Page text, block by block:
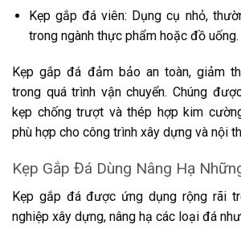
Kẹp gắp đá viên: Dụng cụ nhỏ,
trong ngành thực phẩm hoặc đồ uống.
Kẹp gắp đá đảm bảo an toàn, giảm
trong quá trình vận chuyển. Chúng
kẹp chống trượt và thép hợp kim
phù hợp cho công trình xây dựng và nội
Kẹp Gắp Đá Dùng Nâng Hạ
Kẹp gắp đá được ứng dụng rộng rãi
nghiệp xây dựng, nâng hạ các loại đá